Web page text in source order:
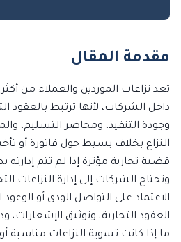
مقدمة المقال
تعد نزاعات الموردين والعملاء من
داخل الشركات، لأنها ترتبط بالعقود
وجودة التنفيذ، ومحاضر التسليم،
النزاع بخلاف بسيط حول فاتورة أو
قضية تجارية مؤثرة إذا لم تتم
وتحتاج الشركات إلى إدارة النزاعات
الاعتماد على التواصل الودي أو
العقود التجارية، وتوثيق الإشعارات،
ما إذا كانت تسوية النزاعات مناسبة